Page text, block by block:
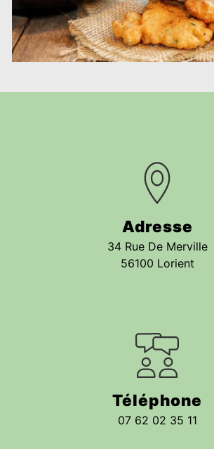
Adresse
34 Rue De Merville
56100 Lorient
Téléphone
07 62 02 35 11